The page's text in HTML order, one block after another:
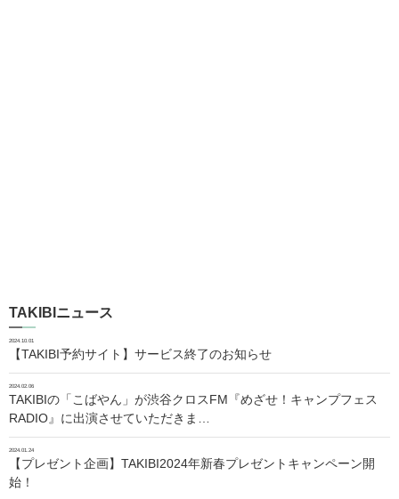
TAKIBIニュース
2024.10.01
【TAKIBI予約サイト】サービス終了のお知らせ
2024.02.06
TAKIBIの「こばやん」が渋谷クロスFM『めざせ！キャンプフェス
RADIO』に出演させていただきま…
2024.01.24
【プレゼント企画】TAKIBI2024年新春プレゼントキャンペーン開
始！